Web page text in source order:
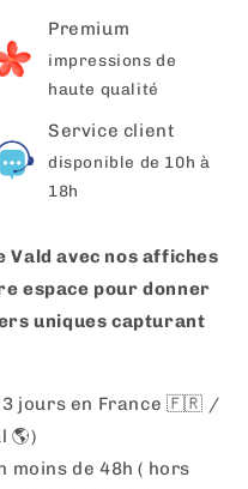
Premium
impressions de
haute qualité
Service client
disponible de 10h à
18h
Vald avec nos affiches
espace pour donner
uniques capturant
3 jours en France 🇫🇷 /
🌎)
moins de 48h ( hors